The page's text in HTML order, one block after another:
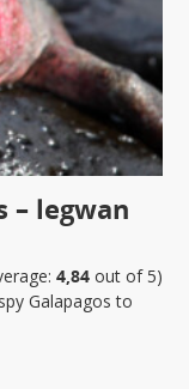
– legwan
4,84out of 5)
Galapagos to